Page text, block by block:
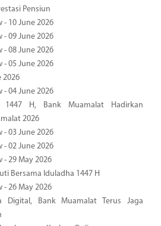
Pensiun
10 June 2026
09 June 2026
08 June 2026
05 June 2026
2026
04 June 2026
1447 H, Bank Muamalat Hadirkan
2026
03 June 2026
02 June 2026
- 29 May 2026
Bersama Iduladha 1447 H
- 26 May 2026
Digital, Bank Muamalat Terus Jaga